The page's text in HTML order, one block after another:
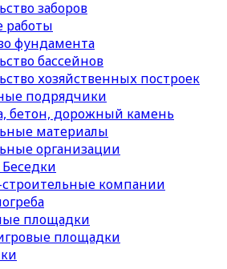
заборов
работы
фундамента
бассейнов
хозяйственных построек
подрядчики
бетон, дорожный камень
материалы
организации
компании
площадки
площадки